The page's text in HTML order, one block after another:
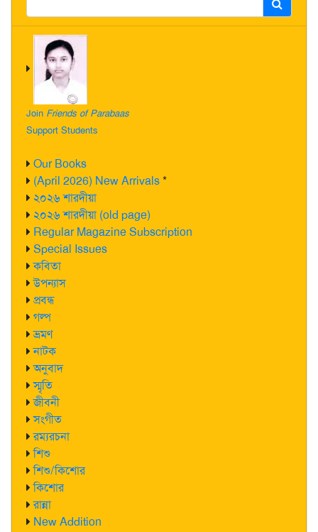
Join Friends of Parabaas
Support Students
Our Books
(April 2026) New Arrivals*
২০২৬ শারদীয়া
২০২৬ শারদীয়া (old page)
Regular Magazine Subscription
Special Issues
কবিতা
উপন্যাস
প্রবন্ধ
গল্প
ভ্রমণ
নাটক
অনুবাদ
স্মৃতি
জীবনী
সংগীত
রম্যরচনা
শিশু
শিশু/কিশোর
কিশোর
রান্না
New Addition